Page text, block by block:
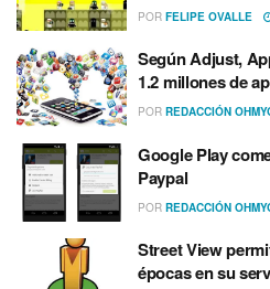
POR FELIPE OVALLE
Según Adjust,
1.2 millones de
POR REDACCIÓN
Google Play
Paypal
POR REDACCIÓN
Street View
épocas en su